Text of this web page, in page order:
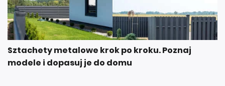
Sztachety metalowe krok po kroku. Poznaj
modele i dopasuj je do domu